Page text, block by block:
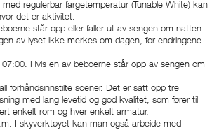
regulerbar fargetemperatur (Tunable White) kan
det er aktivitet.
står opp eller faller ut av sengen om natten.
av lyset ikke merkes om dagen, for endringene
Hvis en av beboerne står opp av sengen om
forhåndsinnstilte scener. Det er satt opp tre
med lang levetid og god kvalitet, som fører til
enkelt rom og hver enkelt armatur.
I skyverktøyet kan man også arbeide med